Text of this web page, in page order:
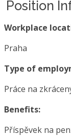
Position
Workplace
Praha
Type of
Práce na
Benefits:
Příspěvek na